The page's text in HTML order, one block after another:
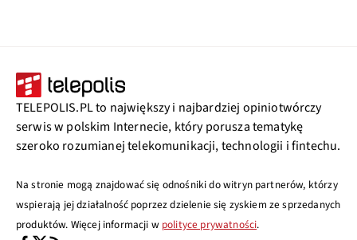
TELEPOLIS.PL to największy i najbardziej opiniotwórczy
serwis w polskim Internecie, który porusza tematykę
szeroko rozumianej telekomunikacji, technologii i fintechu.
Na stronie mogą znajdować się odnośniki do witryn partnerów, którzy
wspierają jej działalność poprzez dzielenie się zyskiem ze sprzedanych
produktów. Więcej informacji w polityce prywatności.